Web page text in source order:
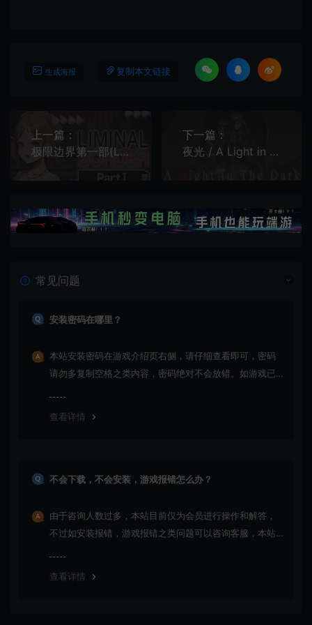
生成海报 复制本文链接
上一篇：
极限边界第一部(Liminal Border Part I)简中|PC|短篇视觉小说游戏
下一篇：
夜光 / A Light in the Dark 多结局视觉小说游戏
常见问题
安装密码在哪里？
本站安装密码在游戏介绍页右侧，请仔细查看即可，密码
请勿多复制空格之类内容，密码绝对不会放错。如游戏已
查看详情
不会下载，不会安装，游戏报错怎么办？
由于咨询人数过多，本站目前仅为会员进行操作和解答，
不过如安装报错，游戏报错之类问题可以咨询客服，本站
查看详情